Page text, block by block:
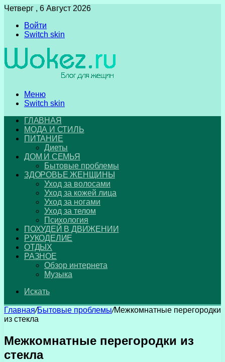
Четверг , 6 Август 2026
Войти
Switch skin
Меню
Switch skin
ГЛАВНАЯ
МОДА И СТИЛЬ
ПИТАНИЕ
Диеты
ДОМ И СЕМЬЯ
Бытовые проблемы
ЗДОРОВЬЕ ЖЕНЩИНЫ
Уход за волосами
Уход за кожей лица
Уход за ногами
Уход за телом
Психология
ПОХУДЕЙ В ДВИЖЕНИИ
РУКОДЕЛИЕ
ОТДЫХ
РАЗНОЕ
Обзор интернета
Музыка
Искать
Главная/Бытовые проблемы/Межкомнатные перегородки
из стекла
Межкомнатные перегородки из
стекла